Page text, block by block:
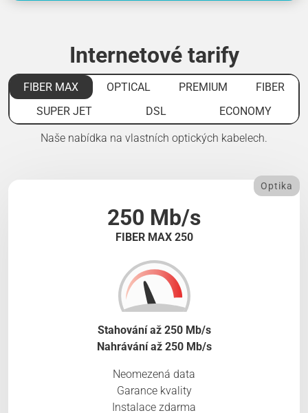
Internetové tarify
FIBER MAX OPTICAL PREMIUM
FIBER
SUPER JET
DSL ECONOMY
Naše nabídka na vlastních optických kabelech.
250 Mb/s
FIBER MAX 250
Optika
Stahování až 250 Mb/s
Nahrávání až 250 Mb/s
Neomezená data
Garance kvality
Instalace zdarma